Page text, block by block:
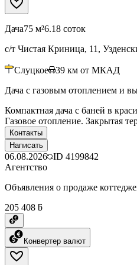
Дача75 м²6.18 соток
с/т Чистая Криница, 11,
Слуцкое 39 км от МКАД
Дача с газовым отоплением и
Компактная дача с баней в
Газовое отопление. Закрытая
Контакты
Написать
06.08.2026 ID 4199842
Агентство
Объявления о продаже
205 408 ƃ
Конвертер валют